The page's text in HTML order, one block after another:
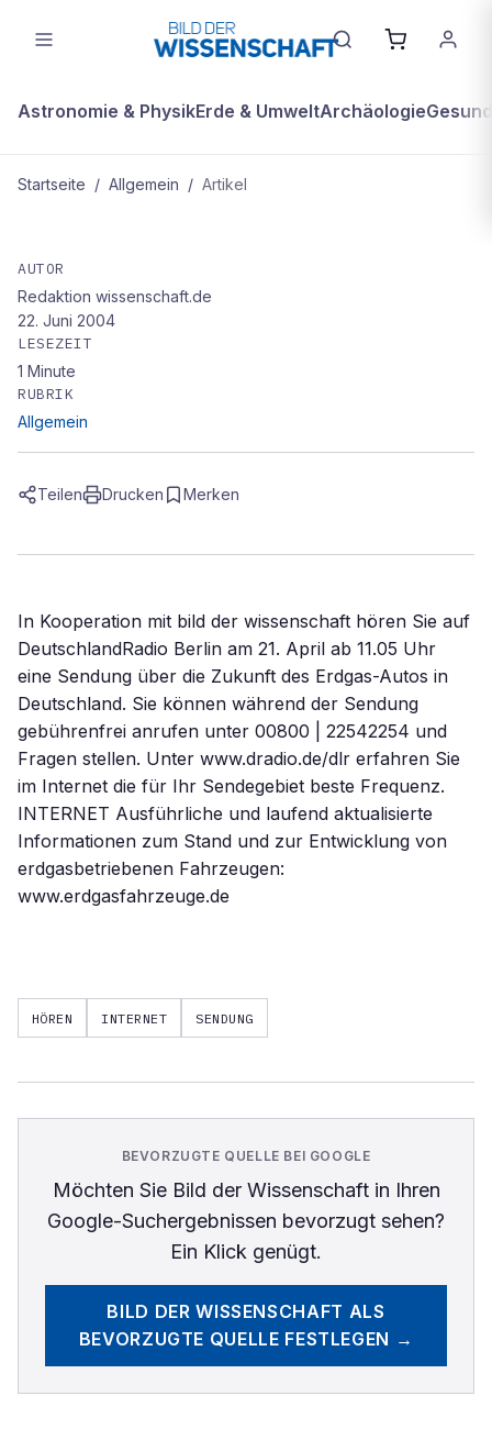
Astronomie & PhysikErde & UmweltArchäologie
Startseite / Allgemein / Artikel
COMMUNITY
AUTOR
Redaktion wissenschaft.de
22. Juni 2004
LESEZEIT
1 Minute
RUBRIK
Allgemein
Teilen Drucken Merken
In Kooperation mit bild der wissenschaft hören Sie auf
DeutschlandRadio Berlin am 21. April ab 11.05 Uhr
eine Sendung über die Zukunft des Erdgas-Autos in
Deutschland. Sie können während der Sendung
gebührenfrei anrufen unter 00800 | 22542254 und
Fragen stellen. Unter www.dradio.de/dlr erfahren Sie
im Internet die für Ihr Sendegebiet beste Frequenz.
INTERNET Ausführliche und laufend aktualisierte
Informationen zum Stand und zur Entwicklung von
erdgasbetriebenen Fahrzeugen:
www.erdgasfahrzeuge.de
HÖREN INTERNET SENDUNG
BEVORZUGTE QUELLE BEI GOOGLE
Möchten Sie Bild der Wissenschaftin Ihren
Google-Suchergebnissen bevorzugt sehen?
Ein Klick genügt.
BILD DER WISSENSCHAFT ALS
BEVORZUGTE QUELLE FESTLEGEN →